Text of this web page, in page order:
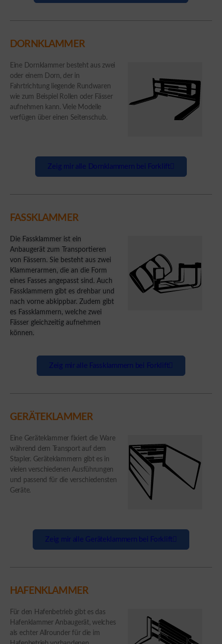
DORNKLAMMER
Eine Dornklammer besteht aus zwei
oder einem Dorn, der in
Fahrtrichtung liegende Rundwaren
wie zum Beispiel Rollen oder Fässer
aufnehmen kann. Viele Modelle
verfügen über einen Seitenschub.
Zeig mir alle Dornklammern bei Forklift
FASSKLAMMER
Die Fassklammer ist ein
Anbaugerät zum Transportieren
von Fässern. Sie besteht aus zwei
Klammerarmen, die an die Form
eines Fasses angepasst sind. Auch
Fassklammern gibt es drehbar und
nach vorne abkippbar. Zudem gibt
es Fassklammern, welche zwei
Fässer gleichzeitig aufnehmen
können.
Zeig mir alle Fassklammern bei Forklift
GERÄTEKLAMMER
Eine Geräteklammer fixiert die Ware
während dem Transport auf dem
Stapler. Geräteklammern gibt es in
vielen verschiedenen Ausführungen
und passend für die verschiedensten
Geräte.
Zeig mir alle Geräteklammern bei Forklift
HAFENKLAMMER
Für den Hafenbetrieb gibt es das
Hafenklammer Anbaugerät, welches
als echter Allrounder für die im